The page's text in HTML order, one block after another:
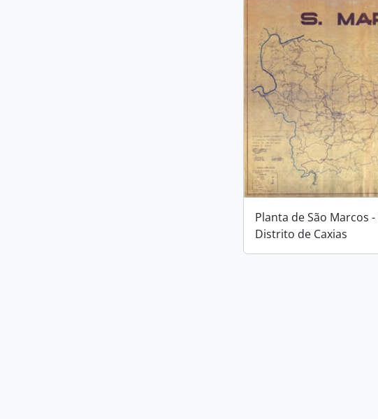
Planta de São Marcos -
Distrito de Caxias